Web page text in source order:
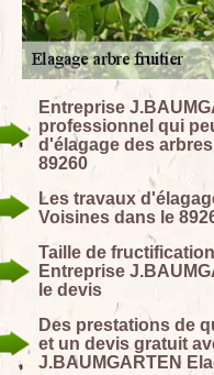
Entreprise
professionnel qui
d'élagage des
89260
Les travaux
Voisines dans le
Taille de
Entreprise
le devis
Des prestations de
et un devis gratuit
J.BAUMGARTEN